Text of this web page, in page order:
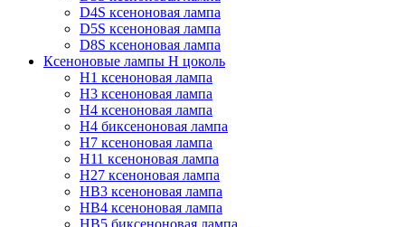
D4S ксеноновая лампа
D5S ксеноновая лампа
D8S ксеноновая лампа
Ксеноновые лампы Н цоколь
H1 ксеноновая лампа
H3 ксеноновая лампа
H4 ксеноновая лампа
H4 биксеноновая лампа
H7 ксеноновая лампа
H11 ксеноновая лампа
H27 ксеноновая лампа
HB3 ксеноновая лампа
HB4 ксеноновая лампа
HB5 биксеноновая лампа